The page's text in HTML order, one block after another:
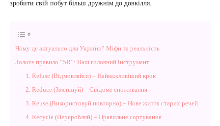
зробити свій побут більш дружнім до довкілля.
Чому це актуально для України? Міфи та реальність
Золоте правило “5R”: Ваш головний інструмент
1. Refuse (Відмовляйся) – Найважливіший крок
2. Reduce (Зменшуй) – Свідоме споживання
3. Reuse (Використовуй повторно) – Нове життя старих речей
4. Recycle (Переробляй) – Правильне сортування